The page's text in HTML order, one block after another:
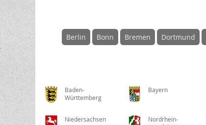
Berlin Bonn Bremen Dortmund
Baden-
Württemberg
Bayern
Niedersachsen
Nordrhein-